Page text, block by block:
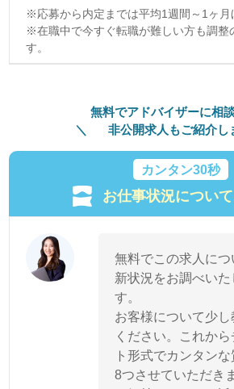
※応募から内定までは平均1週間～1ヶ月
※在職中で今すぐ転職が難しい方も調整
す。
無料でアドバイザーに相談
非公開求人もご紹介し
カンタン30秒
お仕事状況について
無料でこの求人につ
新状況をお調べいた
す。
お客様について少し
ください。これから
ト形式でカンタンな
8つさせていただき